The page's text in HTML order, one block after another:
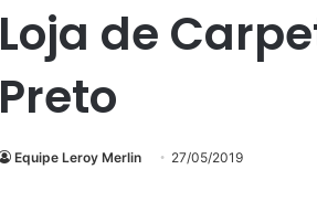
Loja de
Preto
Equipe Leroy Merlin 27/05/2019